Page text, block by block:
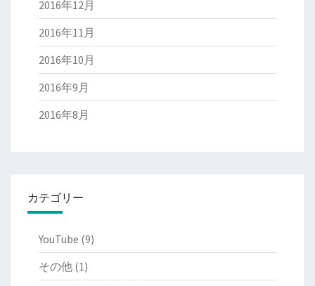
2016年12月
2016年11月
2016年10月
2016年9月
2016年8月
カテゴリー
YouTube (9)
その他 (1)